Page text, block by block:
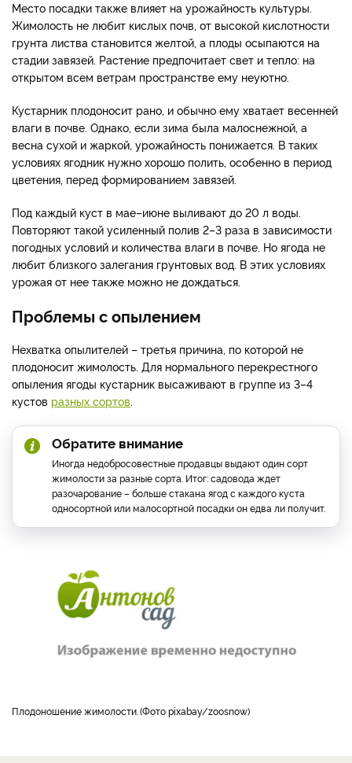
Место посадки также влияет на урожайность культуры.
Жимолость не любит кислых почв, от высокой кислотности
грунта листва становится желтой, а плоды осыпаются на
стадии завязей. Растение предпочитает свет и тепло: на
открытом всем ветрам пространстве ему неуютно.
Кустарник плодоносит рано, и обычно ему хватает весенней
влаги в почве. Однако, если зима была малоснежной, а
весна сухой и жаркой, урожайность понижается. В таких
условиях ягодник нужно хорошо полить, особенно в период
цветения, перед формированием завязей.
Под каждый куст в мае–июне выливают до 20 л воды.
Повторяют такой усиленный полив 2–3 раза в зависимости
погодных условий и количества влаги в почве. Но ягода не
любит близкого залегания грунтовых вод. В этих условиях
урожая от нее также можно не дождаться.
Проблемы с опылением
Нехватка опылителей – третья причина, по которой не
плодоносит жимолость. Для нормального перекрестного
опыления ягоды кустарник высаживают в группе из 3–4
кустов разных сортов
Обратите внимание
Иногда недобросовестные продавцы выдают один сорт
жимолости за разные сорта. Итог: садовода ждет
разочарование – больше стакана ягод с каждого куста
односортной или малосортной посадки он едва ли получит.
плодоношение жимолости. Фото pixabay/zoosnow